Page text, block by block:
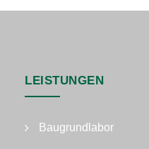
LEISTUNGEN
Baugrundlabor